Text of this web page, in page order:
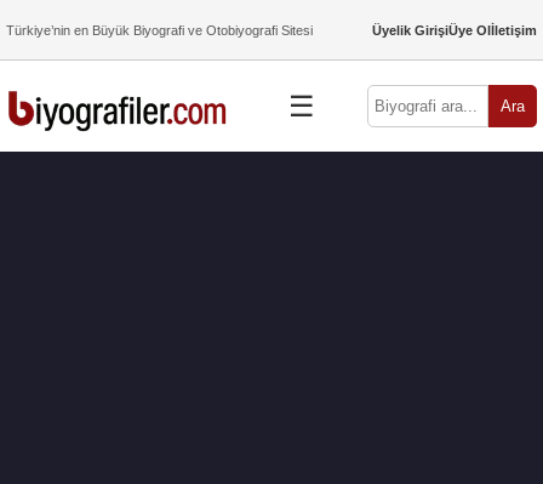
Türkiye’nin en Büyük Biyografi ve Otobiyografi Sitesi Üyelik GirişiÜye Olİletişim
☰ Ara